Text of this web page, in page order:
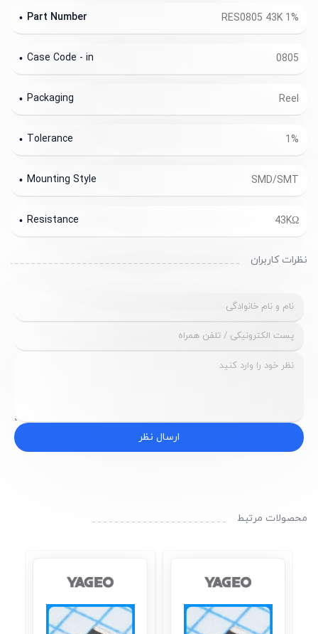
RES0805 43K 1%
Part Number
0805
Case Code - in
Reel
Packaging
1%
Tolerance
SMD/SMT
Mounting Style
43KΩ
Resistance
نظرات کاربران
ارسال نظر
محصولات مرتبط